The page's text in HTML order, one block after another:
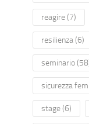
reagire(7)
resilienza (6)
seminario
sicurezza
stage(6)